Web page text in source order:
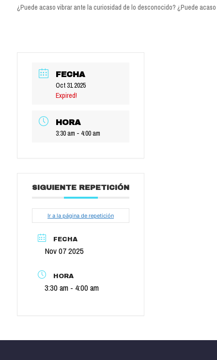
¿Puede acaso vibrar ante la curiosidad de lo desconocido? ¿Puede
FECHA
Oct 31 2025
Expired!
HORA
3:30 am - 4:00 am
SIGUIENTE REPETICIÓN
Ir a la página de repetición
FECHA
Nov 07 2025
HORA
3:30 am - 4:00 am